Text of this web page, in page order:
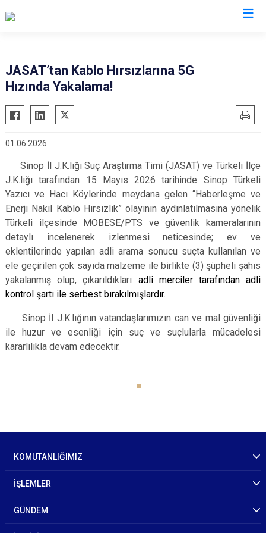
JASAT’tan Kablo Hırsızlarına 5G
Hızında Yakalama!
01.06.2026
Sinop İl J.K.lığı Suç Araştırma Timi (JASAT) ve Türkeli İlçe
J.K.lığı tarafından 15 Mayıs 2026 tarihinde Sinop Türkeli
Yazıcı ve Hacı Köylerinde meydana gelen “Haberleşme ve
Enerji Nakil Kablo Hırsızlık” olayının aydınlatılmasına yönelik
Türkeli ilçesinde MOBESE/PTS ve güvenlik kameralarının
detaylı incelenerek izlenmesi neticesinde; ev ve
eklentilerinde yapılan adli arama sonucu suçta kullanılan ve
ele geçirilen çok sayıda malzeme ile birlikte (3) şüpheli şahıs
yakalanmış olup, çıkarıldıkları adli merciler tarafından adli
kontrol şartı ile serbest bırakılmışlardır.
Sinop İl J.K.lığının vatandaşlarımızın can ve mal güvenliği
ile huzur ve esenliği için suç ve suçlularla mücadelesi
kararlılıkla devam edecektir.
KOMUTANLIĞIMIZ
İŞLEMLER
GÜNDEM